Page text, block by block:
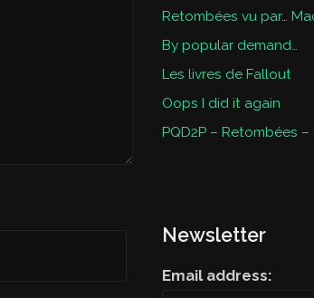
Retombées vu par…
By popular demand…
Les livres de Fallout
Oops I did it again
PQD2P – Retombées
Newsletter
Email address: